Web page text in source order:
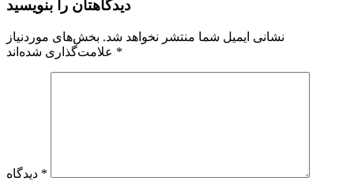
دیدگاهتان را بنویسید
نشانی ایمیل شما منتشر نخواهد شد. بخش‌های موردنیاز
*
*